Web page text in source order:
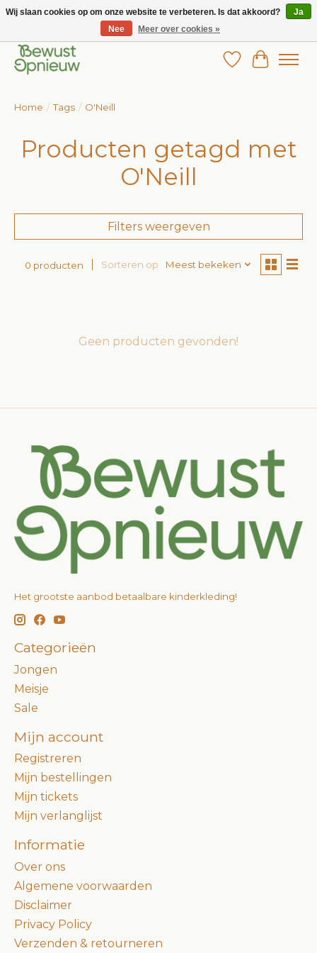
Wij bieden het grootste aanbod in betaalbare kinderkleding!
Verlanglijst
Home / Tags / O'Neill
Producten getagd met
O'Neill
Filters weergeven
0 producten Sorteren op Meest bekeken
Geen producten gevonden!
Het grootste aanbod betaalbare kinderkleding!
Categorieën
Jongen
Meisje
Sale
Mijn account
Registreren
Mijn bestellingen
Mijn tickets
Mijn verlanglijst
Informatie
Over ons
Algemene voorwaarden
Disclaimer
Privacy Policy
Verzenden & retourneren
Wij slaan cookies op om onze website te verbeteren. Is dat akkoord?
Ja
Nee
Meer over cookies »